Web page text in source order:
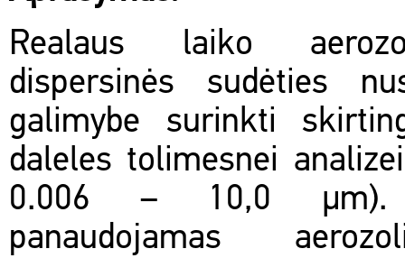
Realaus laiko
dispersinės sudėties
galimybe surinkti
daleles tolimesnei
0.006 – 10,0
panaudojamas